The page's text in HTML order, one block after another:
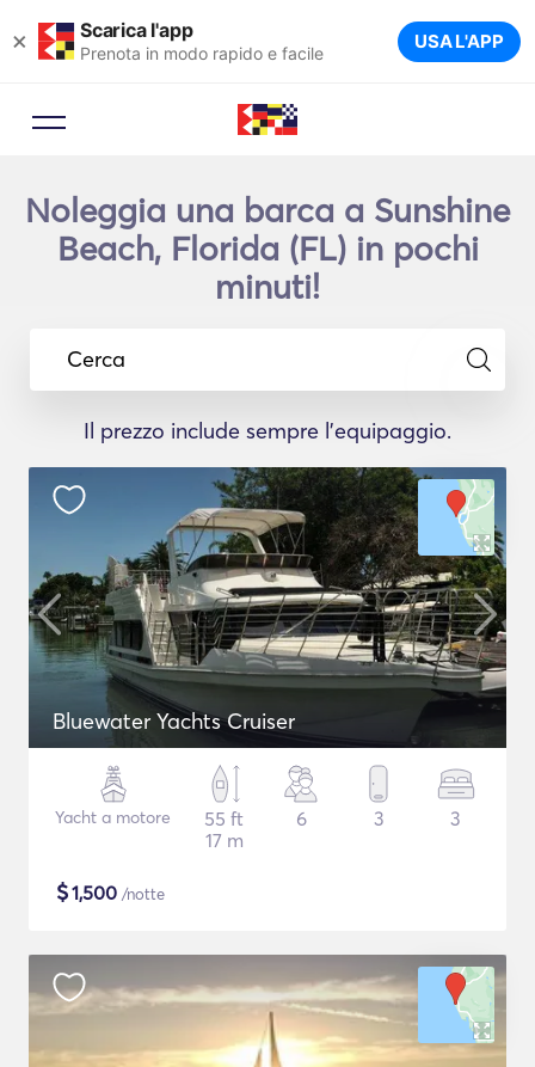
× Scarica l'app
Prenota in modo rapido e facile USA L'APP
Noleggia una barca a Sunshine
Beach, Florida (FL) in pochi
minuti!
Cerca
Il prezzo include sempre l'equipaggio.
Bluewater Yachts Cruiser
Yacht a motore
55 ft
17 m
6 3 3
$1,500 /notte